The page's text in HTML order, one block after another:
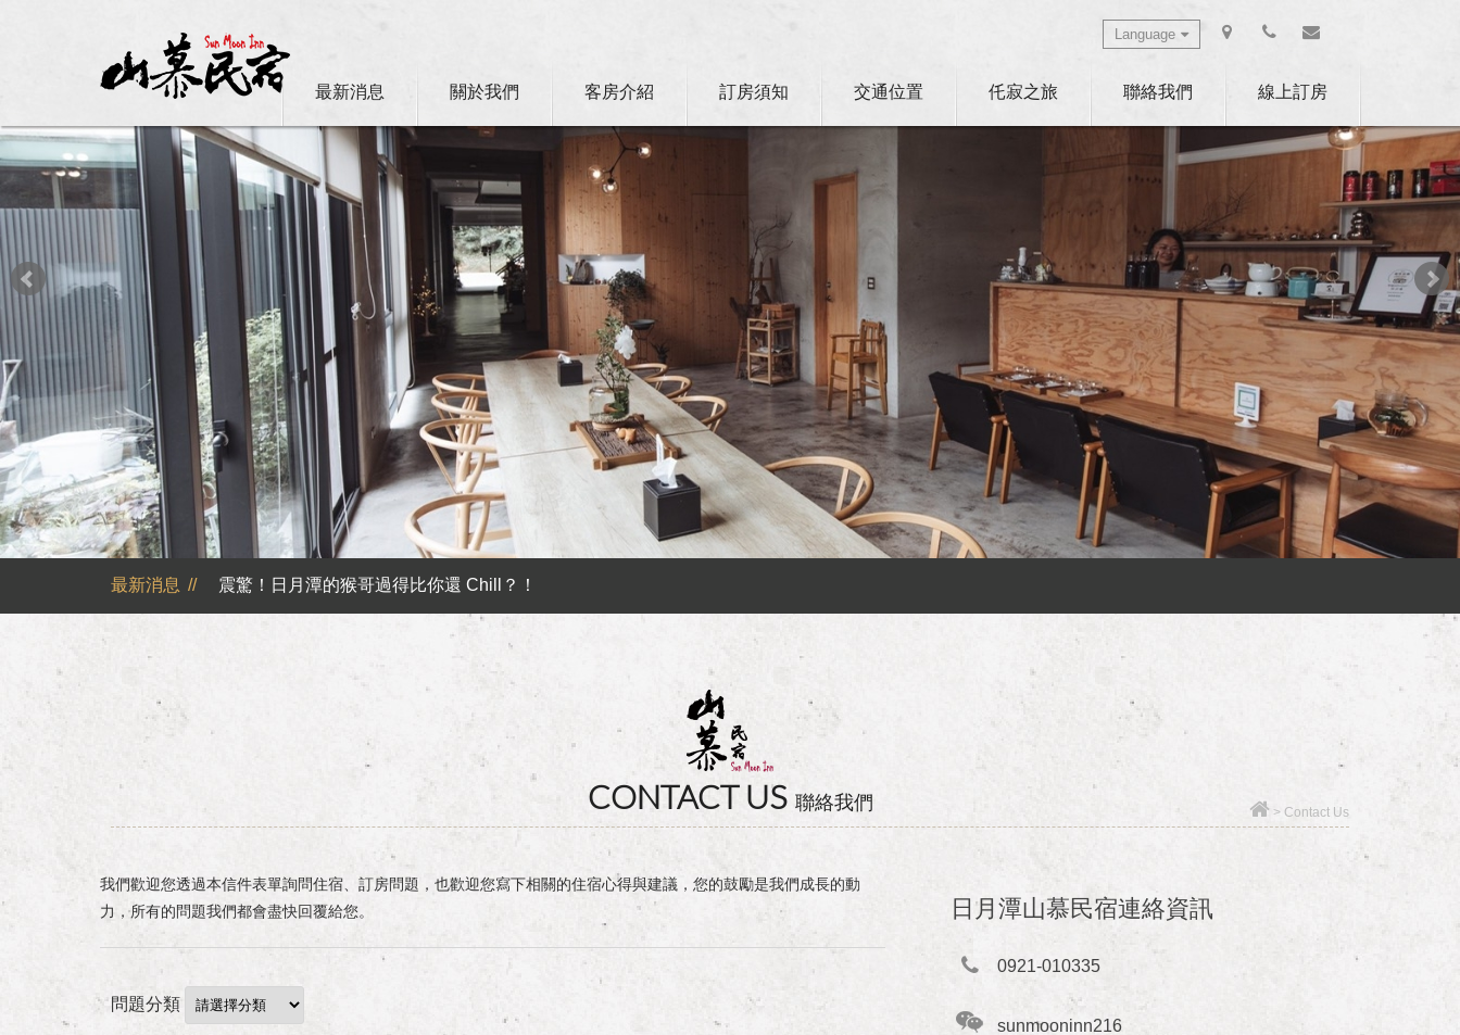
Language
Select Language
最新消息 關於我們 客房介紹 訂房須知 交通位置 仛寂之旅 聯絡我們 線上訂房
最新消息 //
日月潭山慕民宿超挺你，國民旅遊卡訂房獨家優惠專案同時啟動！
震驚！日月潭的猴哥過得比你還 Chill？！
山慕藝旅不再主動提供一次性旅宿用品 ♻︎
日月潭山慕民宿超挺你，官網訂房獨享優惠專案！！ Preferential Program that you shouldn't miss!!
日月潭山慕民宿超挺你，國民旅遊卡訂房獨家優惠專案同時啟動！
震驚！日月潭的猴哥過得比你還 Chill？！
CONTACT US 聯絡我們 > Contact Us
我們歡迎您透過本信件表單詢問住宿、訂房問題，也歡迎您寫下相關的住宿心得與建議，您的鼓勵是我們成長的動
力，所有的問題我們都會盡快回覆給您。
問題分類
日月潭山慕民宿連絡資訊
0921-010335
sunmooninn216